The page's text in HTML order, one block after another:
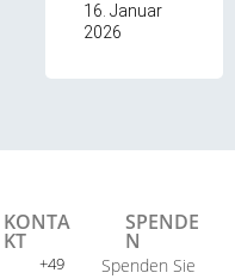
16. Januar
2026
KONTA
KT
+49
SPENDE
N
Spenden Sie